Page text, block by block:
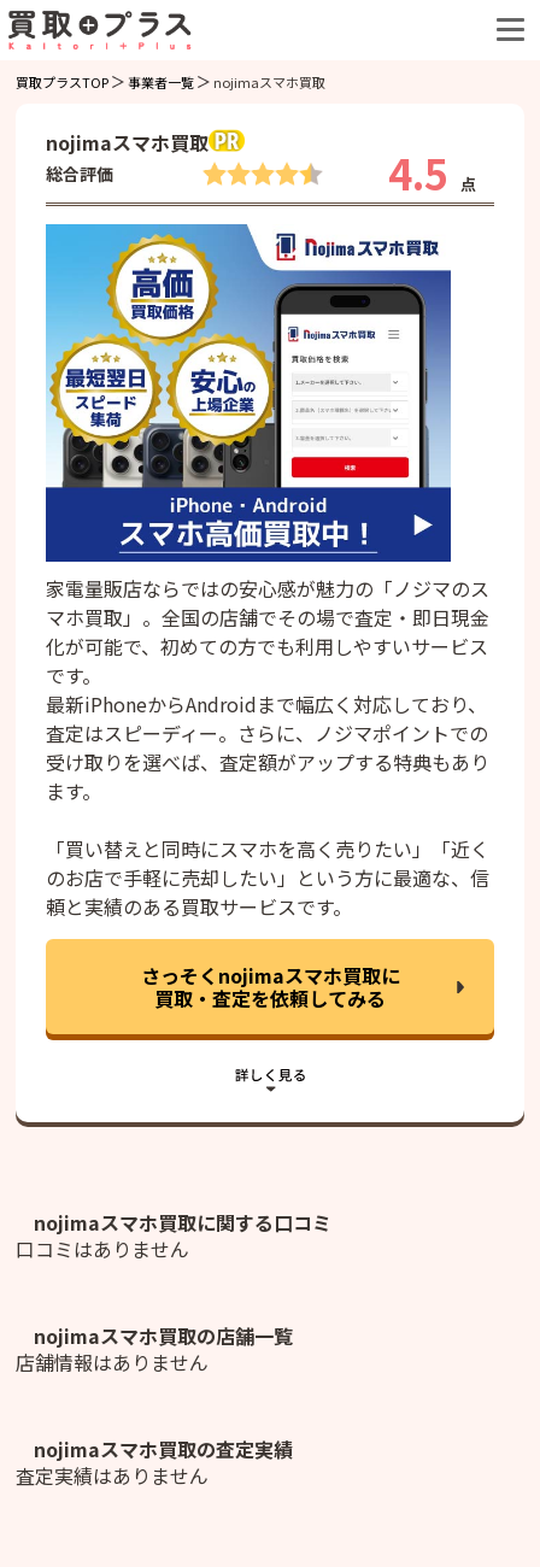
買取プラスTOP 事業者一覧 nojimaスマホ買取
nojimaスマホ買取
総合評価 4.5 点
家電量販店ならではの安心感が魅力の「ノジマのス
マホ買取」。全国の店舗でその場で査定・即日現金
化が可能で、初めての方でも利用しやすいサービス
です。
最新iPhoneからAndroidまで幅広く対応しており、
査定はスピーディー。さらに、ノジマポイントでの
受け取りを選べば、査定額がアップする特典もあり
ます。
「買い替えと同時にスマホを高く売りたい」「近く
のお店で手軽に売却したい」という方に最適な、信
頼と実績のある買取サービスです。
さっそくnojimaスマホ買取に
買取・査定を依頼してみる
nojimaスマホ買取に関する口コミ
口コミはありません
nojimaスマホ買取の店舗一覧
店舗情報はありません
nojimaスマホ買取の査定実績
査定実績はありません